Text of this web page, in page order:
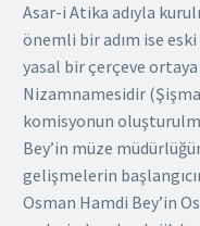
Asar-i Atika adıyla
önemli bir adım ise
yasal bir çerçeve
Nizamnamesidir
komisyonun
Bey’in müze
gelişmelerin
Osman Hamdi Bey’in